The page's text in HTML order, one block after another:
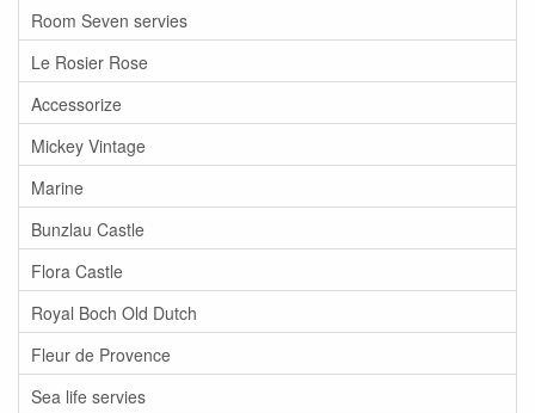
Room Seven servies
Le Rosier Rose
Accessorize
Mickey Vintage
Marine
Bunzlau Castle
Flora Castle
Royal Boch Old Dutch
Fleur de Provence
Sea life servies